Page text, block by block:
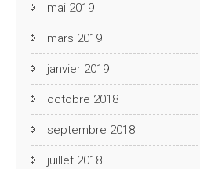
mai 2019
mars 2019
janvier 2019
octobre 2018
septembre 2018
juillet 2018